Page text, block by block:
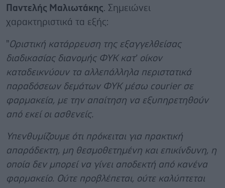
Παντελής Μαλιωτάκης. Σημειώνει
χαρακτηριστικά τα εξής:
"Οριστική κατάρρευση της εξαγγελθείσας
διαδικασίας διανομής ΦΥΚ κατ’ οίκον
καταδεικνύουν τα αλλεπάλληλα περιστατικά
παραδόσεων δεμάτων ΦΥΚ μέσω courier σε
φαρμακεία, με την απαίτηση να εξυπηρετηθούν
από εκεί οι ασθενείς.
Υπενθυμίζουμε ότι πρόκειται για πρακτική
απαράδεκτη, μη θεσμοθετημένη και επικίνδυνη, η
οποία δεν μπορεί να γίνει αποδεκτή από κανένα
φαρμακείο. Ούτε προβλέπεται, ούτε καλύπτεται